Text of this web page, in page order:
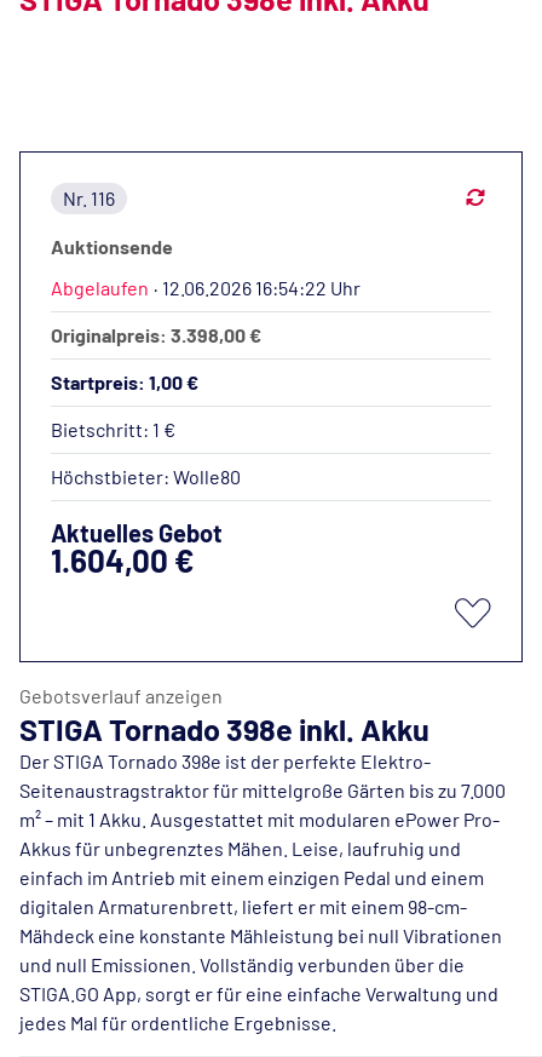
Nr. 116
Auktionsende
Abgelaufen · 12.06.2026 16:54:22 Uhr
Originalpreis: 3.398,00 €
Startpreis: 1,00 €
Bietschritt: 1 €
Höchstbieter: Wolle80
Aktuelles Gebot
1.604,00 €
Gebotsverlauf anzeigen
STIGA Tornado 398e inkl. Akku
Der STIGA Tornado 398e ist der perfekte Elektro-
Seitenaustragstraktor für mittelgroße Gärten bis zu 7.000
m² – mit 1 Akku. Ausgestattet mit modularen ePower Pro-
Akkus für unbegrenztes Mähen. Leise, laufruhig und
einfach im Antrieb mit einem einzigen Pedal und einem
digitalen Armaturenbrett, liefert er mit einem 98-cm-
Mähdeck eine konstante Mähleistung bei null Vibrationen
und null Emissionen. Vollständig verbunden über die
STIGA.GO App, sorgt er für eine einfache Verwaltung und
jedes Mal für ordentliche Ergebnisse.